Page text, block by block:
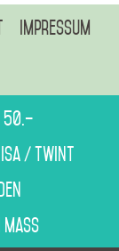
Impressum
/ Twint
Mass